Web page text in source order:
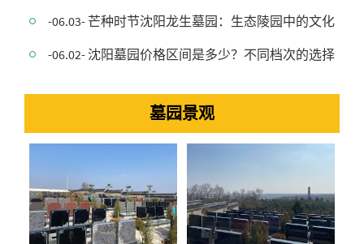
-06.03- 芒种时节沈阳龙生墓园：生态陵园中的文化传
-06.02- 沈阳墓园价格区间是多少？不同档次的选择有
墓园景观